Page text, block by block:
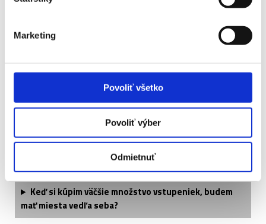
Marketing
Povoliť všetko
Povoliť výber
Odmietnuť
Často kladené otázky:
Musí byť cestovný pas platný aj nejaký čas po
Kedy obdržím svoje vstupenky?
Keď si kúpim väčšie množstvo vstupeniek, budem
mať miesta vedľa seba?